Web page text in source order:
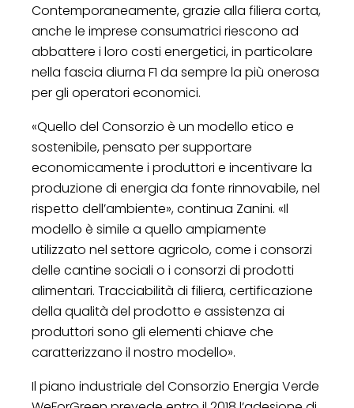
Contemporaneamente, grazie alla filiera corta,
anche le imprese consumatrici riescono ad
abbattere i loro costi energetici, in particolare
nella fascia diurna F1 da sempre la più onerosa
per gli operatori economici.
«Quello del Consorzio è un modello etico e
sostenibile, pensato per supportare
economicamente i produttori e incentivare la
produzione di energia da fonte rinnovabile, nel
rispetto dell’ambiente», continua Zanini. «Il
modello è simile a quello ampiamente
utilizzato nel settore agricolo, come i consorzi
delle cantine sociali o i consorzi di prodotti
alimentari. Tracciabilità di filiera, certificazione
della qualità del prodotto e assistenza ai
produttori sono gli elementi chiave che
caratterizzano il nostro modello».
Il piano industriale del Consorzio Energia Verde